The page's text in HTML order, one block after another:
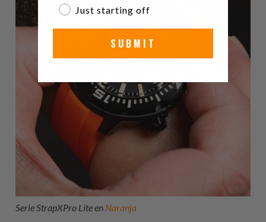
Serie StrapXPro Lite en Naranja
Just starting off
SUBMIT